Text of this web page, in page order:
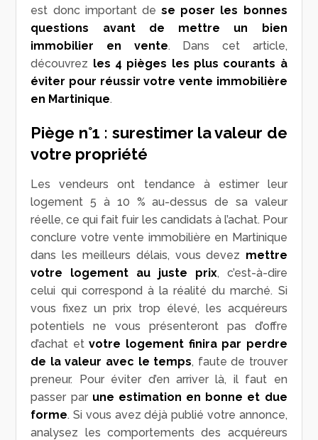
est donc important dese poser les bonnes
questions avant de mettre un bien
immobilier en vente. Dans cet article,
découvrez les 4 pièges les plus courants à
éviter pour réussir votre vente immobilière
en Martinique.
Piège n°1 : surestimer la valeur de
votre propriété
Les vendeurs ont tendance à estimer leur
logement 5 à 10 % au-dessus de sa valeur
réelle, ce qui fait fuir les candidats à l’achat. Pour
conclure votre vente immobilière en Martinique
dans les meilleurs délais, vous devez mettre
votre logement au juste prix, c’est-à-dire
celui qui correspond à la réalité du marché. Si
vous fixez un prix trop élevé, les acquéreurs
potentiels ne vous présenteront pas d’offre
d’achat etvotre logement finira par perdre
de la valeur avec le temps, faute de trouver
preneur. Pour éviter d’en arriver là, il faut en
passer par une estimation en bonne et due
forme. Si vous avez déjà publié votre annonce,
analysez les comportements des acquéreurs